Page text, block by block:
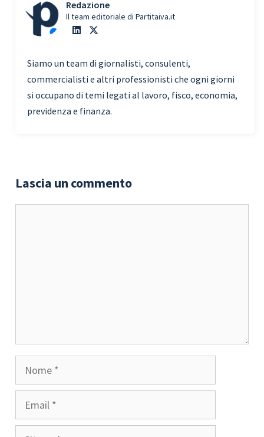
Redazione
Il team editoriale di Partitaiva.it
Siamo un team di giornalisti, consulenti,
commercialisti e altri professionisti che ogni giorni
si occupano di temi legati al lavoro, fisco, economia,
previdenza e finanza.
Lascia un commento
Nome
Email
Sito